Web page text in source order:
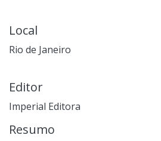
Local
Rio de Janeiro
Editor
Imperial Editora
Resumo